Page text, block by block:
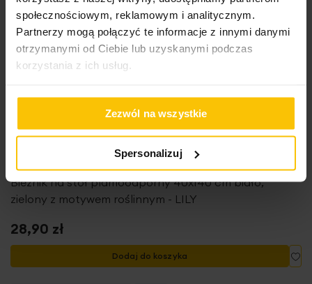
społecznościowym, reklamowym i analitycznym.
Partnerzy mogą połączyć te informacje z innymi danymi
otrzymanymi od Ciebie lub uzyskanymi podczas
korzystania z ich usług.
Zezwól na wszystkie
Spersonalizuj
Bieżnik na stół plamoodporny 40x140 cm biało,
zielony z motywem roślinnym - LILY
28,90 zł
Dodaj do koszyka